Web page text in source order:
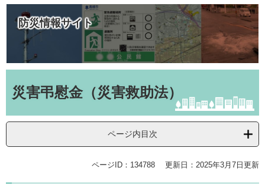
防災情報サイト
文災害弔慰金（災害救助法）
ページ内目次
ページID：134788 更新日：2025年3月7日更新